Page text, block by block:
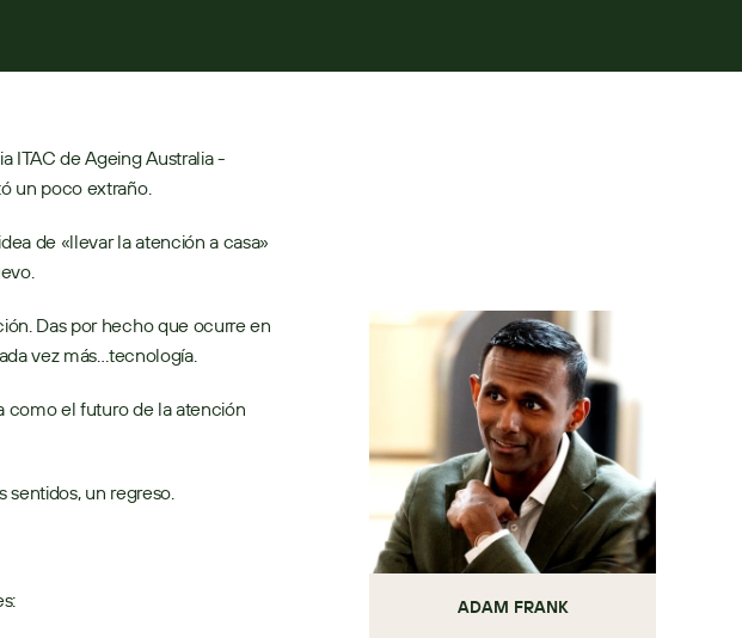
ITAC de Ageing Australia -
un poco extraño.
de «llevar la atención a casa»
Das por hecho que ocurre en
vez más…tecnología.
como el futuro de la atención
sentidos, un regreso.
ADAM FRANK